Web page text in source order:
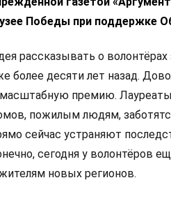
Победы при поддержке
рассказывать о
более десяти лет назад.
премию.
пожилым людям,
сейчас устраняют
сегодня у волонтёров
новых регионов.